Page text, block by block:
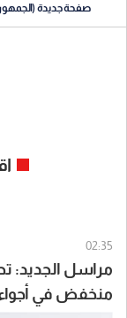
صفحة جديدة
02:35
مراسل الجديد:
منخفض في أجواء